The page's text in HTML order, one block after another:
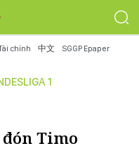
chính 中文 SGGP Epaper
1
Timo